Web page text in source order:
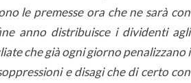
le premesse ora che ne sarà con
anno distribuisce i dividenti agli
che già ogni giorno penalizzano i
e disagi che di certo con